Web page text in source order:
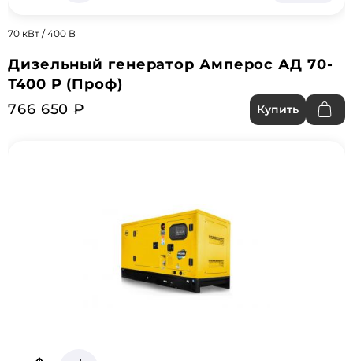
70 кВт / 400 В
Дизельный генератор Амперос АД 70-
Т400 P (Проф)
766 650 ₽
Купить